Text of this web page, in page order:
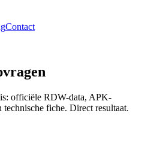
Contact
officiële RDW-data, APK-
fiche. Direct resultaat.